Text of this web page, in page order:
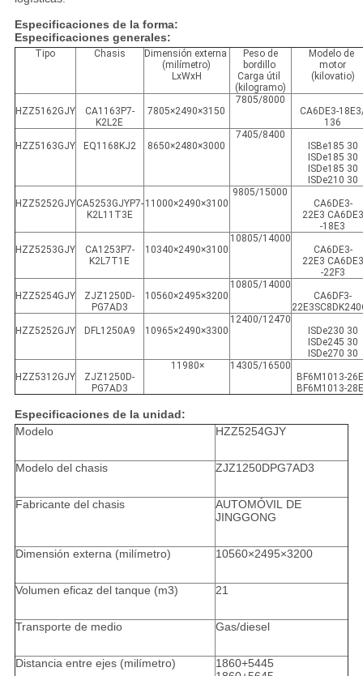
Especificaciones de la forma:
Especificaciones generales:
Tipo Chasis
Dimensión externa
(milímetro)
LxWxH
Peso de
bordillo
Carga útil
(kilogramo)
Modelo de
motor
(kilovatio)
HZZ5162GJY
CA1163P7-
K2L2E
7805×2490×3150
7805/8000
CA6DE3-
136
HZZ5163GJY EQ1168KJ2 8650×2480×3000
7405/8400
ISBe185 30
ISDe185 30
ISDe185 30
ISDe210 30
HZZ5252GJYCA5253GJYP7-
K2L11T3E
11000×2490×3100
9805/15000
CA6DE3-
22E3 CA6DE3
-18E3
HZZ5253GJY
CA1253P7-
K2L7T1E
10340×2490×3100
10805/14000
CA6DE3-
22E3 CA6DE3
-22F3
HZZ5254GJY
ZJZ1250D-
PG7AD3
10560×2495×3200
10805/14000
CA6DF3-
HZZ5252GJY DFL1250A9 10965×2490×3300
12400/12470
ISDe230 30
ISDe245 30
ISDe270 30
HZZ5312GJY
ZJZ1250D-
PG7AD3
11980×
14305/16500
BF6M1013-
BF6M1013-
Especificaciones de la unidad:
Modelo
HZZ5254GJY
Modelo del chasis ZJZ1250DPG7AD3
Fabricante del chasis
AUTOMÓVIL DE
JINGGONG
Dimensión externa (milímetro) 10560×2495×3200
Volumen eficaz del tanque (m3) 21
Transporte de medio Gas/diesel
Distancia entre ejes (milímetro)
1860+5445